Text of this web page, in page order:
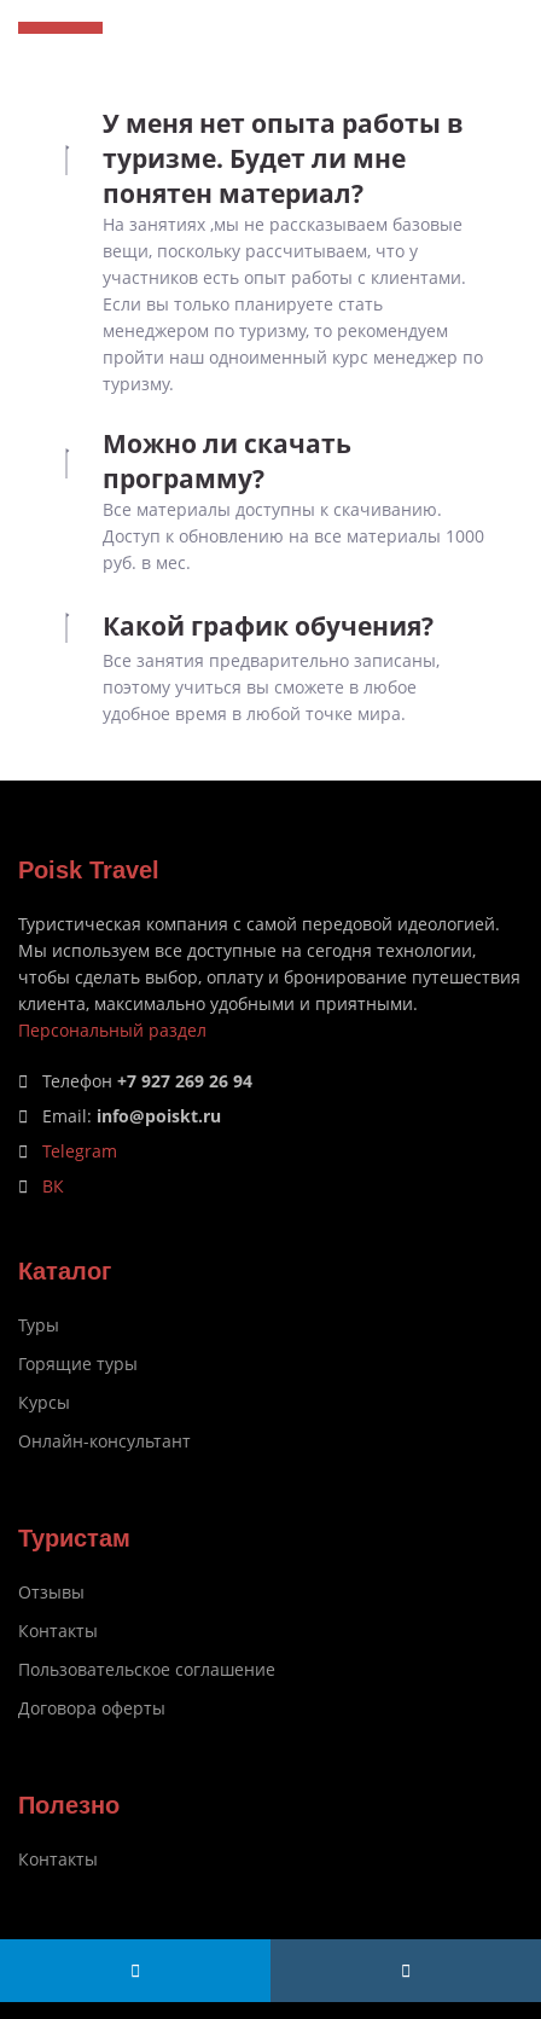
У меня нет опыта работы в
туризме. Будет ли мне
понятен материал?
На занятиях ,мы не рассказываем базовые
вещи, поскольку рассчитываем, что у
участников есть опыт работы с клиентами.
Если вы только планируете стать
менеджером по туризму, то рекомендуем
пройти наш одноименный курс менеджер по
туризму.
Можно ли скачать
программу?
Все материалы доступны к скачиванию.
Доступ к обновлению на все материалы 1000
руб. в мес.
Какой график обучения?
Все занятия предварительно записаны,
поэтому учиться вы сможете в любое
удобное время в любой точке мира.
Poisk Travel
Туристическая компания с самой передовой идеологией.
Мы используем все доступные на сегодня технологии,
чтобы сделать выбор, оплату и бронирование путешествия
клиента, максимально удобными и приятными.
Персональный раздел
Телефон +7 927 269 26 94
Email: info@poiskt.ru
Telegram
ВК
Каталог
Туры
Горящие туры
Курсы
Онлайн-консультант
Туристам
Отзывы
Контакты
Пользовательское соглашение
Договора оферты
Полезно
Контакты